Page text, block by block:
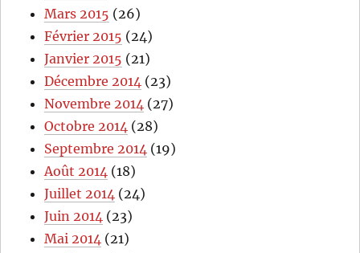
Mars 2015 (26)
Février 2015 (24)
Janvier 2015 (21)
Décembre 2014 (23)
Novembre 2014 (27)
Octobre 2014 (28)
Septembre 2014 (19)
Août 2014 (18)
Juillet 2014 (24)
Juin 2014 (23)
Mai 2014 (21)